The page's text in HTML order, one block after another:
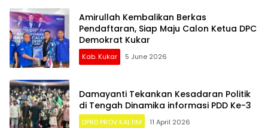
Amirullah Kembalikan Berkas
Pendaftaran, Siap Maju Calon Ketua DPC
Demokrat Kukar
Kab. Kukar 5 June 2026
Damayanti Tekankan Kesadaran Politik
di Tengah Dinamika informasi PDD Ke-3
DPRD PROV KALTIM 11 April 2026